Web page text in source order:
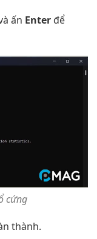
ấn Enter để
cứng
thành.